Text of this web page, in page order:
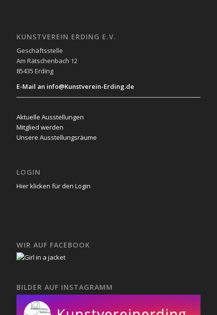
KUNSTVEREIN ERDING E.V.
Geschäftsstelle
Am Rätschenbach 12
85435 Erding
E-Mail an info@Kunstverein-Erding.de
Aktuelle Ausstellungen
Mitglied werden
Unsere Ausstellungsräume
LOGIN
Hier klicken für den Login
WIR AUF FACEBOOK
BILDER AUF INSTAGRAMM